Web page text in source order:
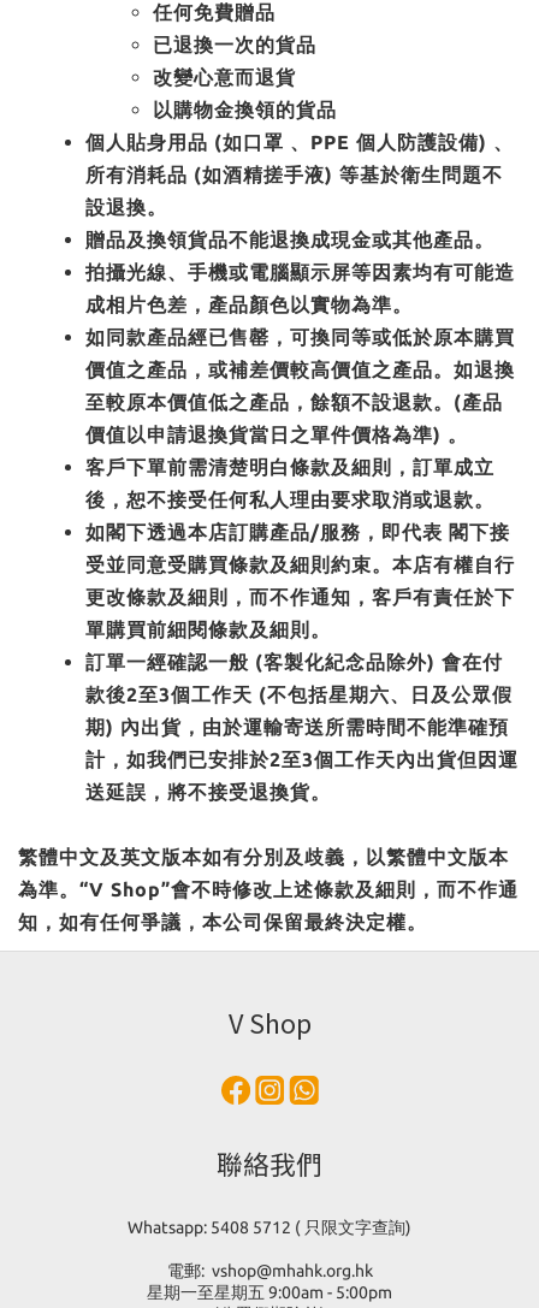
任何免費贈品
已退換一次的貨品
改變心意而退貨
以購物金換領的貨品
個人貼身用品 (如口罩 、PPE 個人防護設備) 、
所有消耗品 (如酒精搓手液) 等基於衛生問題不
設退換。
贈品及換領貨品不能退換成現金或其他產品。
拍攝光線、手機或電腦顯示屏等因素均有可能造
成相片色差，產品顏色以實物為準。
如同款產品經已售罄，可換同等或低於原本購買
價值之產品，或補差價較高價值之產品。如退換
至較原本價值低之產品，餘額不設退款。(產品
價值以申請退換貨當日之單件價格為準) 。
客戶下單前需清楚明白條款及細則，訂單成立
後，恕不接受任何私人理由要求取消或退款。
如閣下透過本店訂購產品/服務，即代表 閣下接
受並同意受購買條款及細則約束。本店有權自行
更改條款及細則，而不作通知，客戶有責任於下
單購買前細閱條款及細則。
訂單一經確認一般 (客製化紀念品除外) 會在付
款後2至3個工作天 (不包括星期六、日及公眾假
期) 內出貨，由於運輸寄送所需時間不能準確預
計，如我們已安排於2至3個工作天內出貨但因運
送延誤，將不接受退換貨。
繁體中文及英文版本如有分別及歧義，以繁體中文版本
為準。“V Shop”會不時修改上述條款及細則，而不作通
知，如有任何爭議，本公司保留最終決定權。
V Shop
聯絡我們
Whatsapp: 5408 5712 ( 只限文字查詢)
電郵: vshop@mhahk.org.hk
星期一至星期五 9:00am - 5:00pm